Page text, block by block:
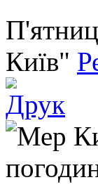
Київ"
Мер